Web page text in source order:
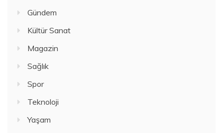
Gündem
Kültür Sanat
Magazin
Sağlık
Spor
Teknoloji
Yaşam